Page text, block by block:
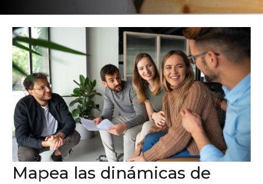
Mapea las dinámicas de